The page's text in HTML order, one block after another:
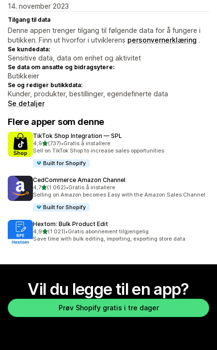
14. november 2023
Tilgang til data
Denne appen trenger tilgang til følgende data for å fungere i
butikken. Finn ut hvorfor i utviklerens personvernerklæring .
Se kundedata:
Sensitive data, data om enhet og aktivitet
Se data om ansatte og bidragsytere:
Butikkeier
Se og rediger butikkdata:
Kunder, produkter, bestillinger, egendefinerte data
Se detaljer
Flere apper som denne
TikTok Shop Integration — SPL
4,9av 5 stjerner
(737)
Totalt 737 omtaler
•Gratis å installere
Sell on TikTok Shop to increase sales opportunities
Built for Shopify
CedCommerce Amazon Channel
4,7av 5 stjerner
(1 062)
Totalt 1062 omtaler
•Gratis å installere
Selling on Amazon becomes Easy with the Amazon Sales Channel
Built for Shopify
Hextom: Bulk Product Edit
4,9av 5 stjerner
(1 021)
Totalt 1021 omtaler
•Gratis abonnement tilgjengelig
Save time with bulk editing, importing, exporting store data
Vil du legge til en app?
Prøv Shopify gratis i tre dager